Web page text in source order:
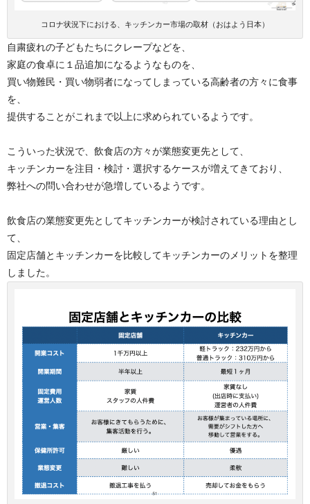
コロナ状況下における、キッチンカー市場の取材（おはよう日本）
自粛疲れの子どもたちにクレープなどを、
家庭の食卓に１品追加になるようなものを、
買い物難民・買い物弱者になってしまっている高齢者の方々に食事
を、
提供することがこれまで以上に求められているようです。
こういった状況で、飲食店の方々が業態変更先として、
キッチンカーを注目・検討・選択するケースが増えてきており、
弊社への問い合わせが急増しているようです。
飲食店の業態変更先としてキッチンカーが検討されている理由とし
て、
固定店舗とキッチンカーを比較してキッチンカーのメリットを整理
しました。